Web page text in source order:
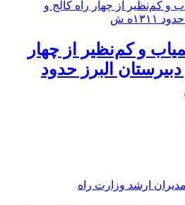
و کم‌نظیر از چهار
البرز حدود